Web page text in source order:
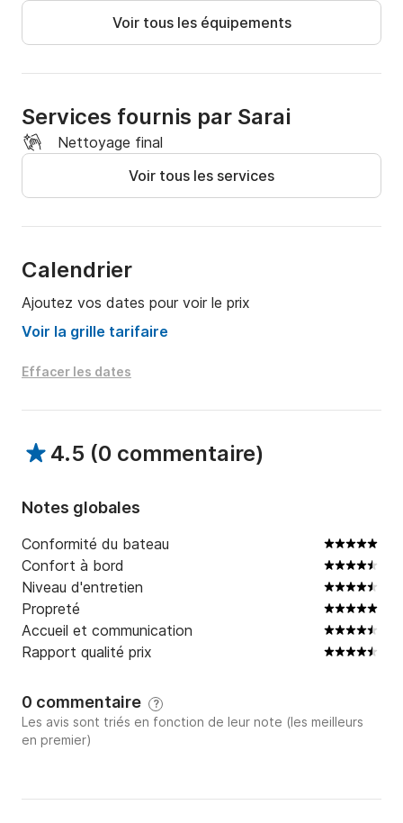
- Capacité autorisée à bord : 6 personnes
- Capacité recommandée à bord : 5 personnes
- Longueur : 5,00 m
- Année du bateau : 2017
Caution : 450 € (carte de crédit requise)
- Amarrage au port d'attache
- Nettoyage final
# Non inclus dans le prix :
- Carburant (livré plein et rendu plein). La
l'utilisation du bateau, des éventuels remorquages et
Consommation moyenne (en utilisation normale pour
la navigation de plaisance) :
- Frais de skipper (le cas échéant)
- Dommages ou défauts du bateau ou de son
équipement pendant la période de location !
Voir tous les équipements
Services fournis par Sarai
Nettoyage final
Voir tous les services
Calendrier
Ajoutez vos dates pour voir le prix
Voir la grille tarifaire
Effacer les dates
4.5 (0 commentaire)
Notes globales
Conformité du bateau
Confort à bord
Niveau d'entretien
Propreté
Accueil et communication
Rapport qualité prix
0 commentaire ?
Les avis sont triés en fonction de leur note (les meilleurs
en premier)